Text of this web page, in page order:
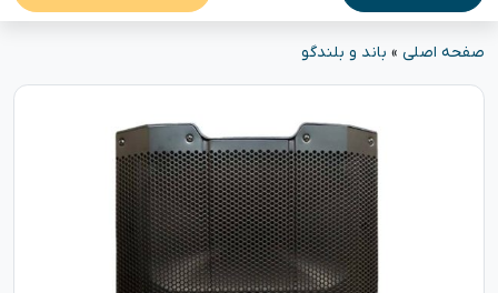
صفحه اصلی » باند و بلندگو